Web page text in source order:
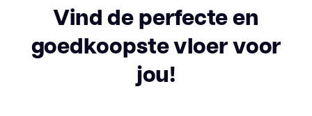
Aantal per pak 6
0.55
Vind de perfecte en
goedkoopste vloer voor
jou!